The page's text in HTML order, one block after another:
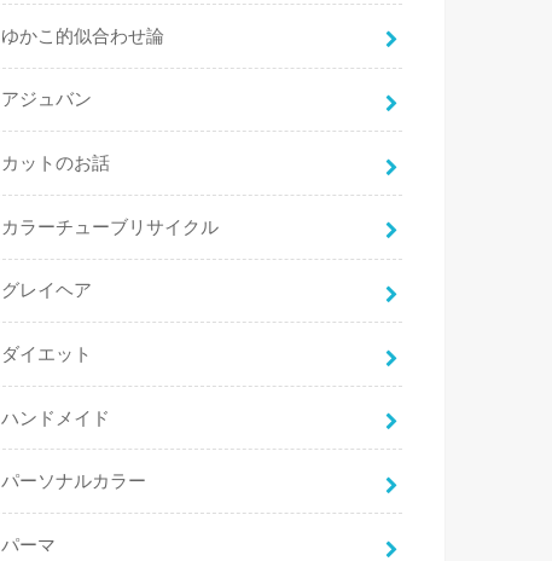
ゆかこ的似合わせ論
アジュバン
カットのお話
カラーチューブリサイクル
グレイヘア
ダイエット
ハンドメイド
パーソナルカラー
パーマ